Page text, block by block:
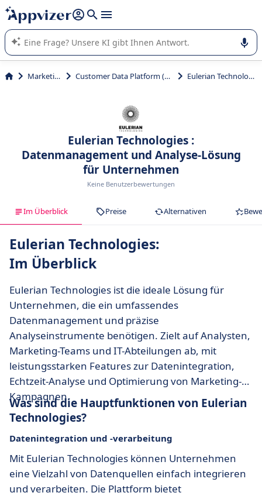
beantworten (mehrere Zeilen mit
Die KI von Appvizer führt Sie bei der Nutzung oder Auswahl
von SaaS-Software in Unternehmen.
Marketing Customer Data Platform (CDP) Eulerian Technologies
Eulerian Technologies :
Datenmanagement und Analyse-Lösung
für Unternehmen
Keine Benutzerbewertungen
Im Überblick Preise Alternativen
Eulerian Technologies:
Im Überblick
Eulerian Technologies ist die ideale Lösung für
Unternehmen, die ein umfassendes
Datenmanagement und präzise
Analyseinstrumente benötigen. Zielt auf Analysten,
Marketing-Teams und IT-Abteilungen ab, mit
leistungsstarken Features zur Datenintegration,
Echtzeit-Analyse und Optimierung von Marketing-
Kampagnen.
Was sind die Hauptfunktionen von Eulerian
Technologies?
Datenintegration und -verarbeitung
Mit Eulerian Technologies können Unternehmen
eine Vielzahl von Datenquellen einfach integrieren
und verarbeiten. Die Plattform bietet